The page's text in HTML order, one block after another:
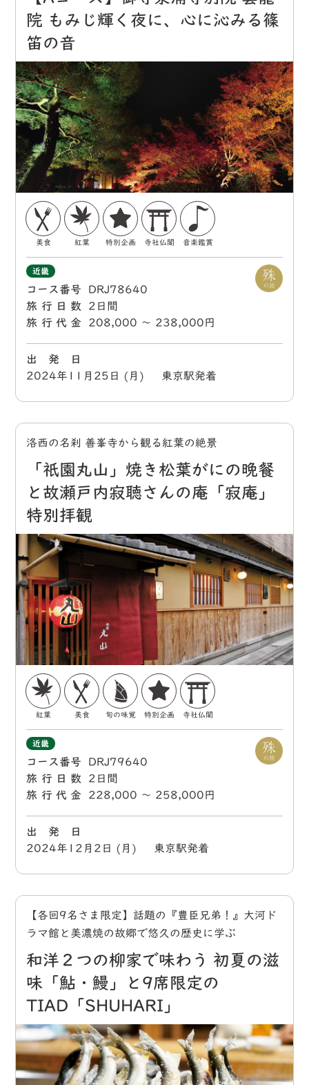
院 もみじ輝く夜に、心に沁みる篠
笛の音
美食 紅葉 特別企画 寺社仏閣 音楽鑑賞
近畿
コース番号
DRJ78640
旅行日数
2日間
旅行代金
208,000 〜 238,000円
出 発 日
2024年11月25日 (月) 東京駅発着
洛西の名刹 善峯寺から観る紅葉の絶景
「祇園丸山」焼き松葉がにの晩餐
と故瀬戸内寂聴さんの庵「寂庵」
特別拝観
紅葉 美食 旬の味覚 特別企画 寺社仏閣
近畿
コース番号
DRJ79640
旅行日数
2日間
旅行代金
228,000 〜 258,000円
出 発 日
2024年12月2日 (月) 東京駅発着
【各回9名さま限定】話題の『豊臣兄弟！』大河ド
ラマ館と美濃焼の故郷で悠久の歴史に学ぶ
和洋２つの柳家で味わう 初夏の滋
味「鮎・鰻」と9席限定の
TIAD「SHUHARI」